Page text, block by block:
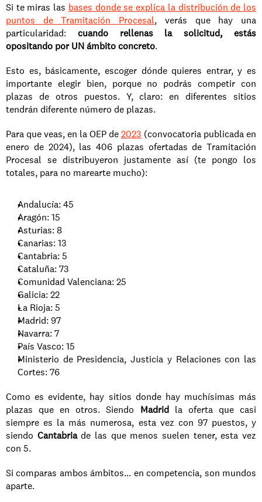
Si te miras las bases donde se explica la distribución de los
puntos de Tramitación Procesal, verás que hay una
particularidad: cuando rellenas la solicitud, estás
opositando por UN ámbito concreto.
Esto es, básicamente, escoger dónde quieres entrar, y es
importante elegir bien, porque no podrás competir con
plazas de otros puestos. Y, claro: en diferentes sitios
tendrán diferente número de plazas.
Para que veas, en la OEP de 2023 (convocatoria publicada en
enero de 2024), las 406 plazas ofertadas de Tramitación
Procesal se distribuyeron justamente así (te pongo los
totales, para no marearte mucho):
Andalucía: 45
Aragón: 15
Asturias: 8
Canarias: 13
Cantabria: 5
Cataluña: 73
Comunidad Valenciana: 25
Galicia: 22
La Rioja: 5
Madrid: 97
Navarra: 7
País Vasco: 15
Ministerio de Presidencia, Justicia y Relaciones con las
Cortes: 76
Como es evidente, hay sitios donde hay muchísimas más
plazas que en otros. Siendo Madrid la oferta que casi
siempre es la más numerosa, esta vez con 97 puestos, y
siendo Cantabria de las que menos suelen tener, esta vez
con 5.
Si comparas ambos ámbitos... en competencia, son mundos
aparte.